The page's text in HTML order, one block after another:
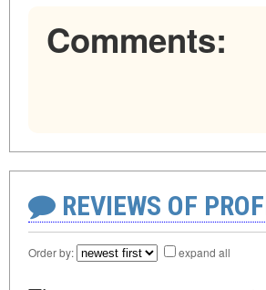
Comments:
REVIEWS OF
Order by: expand all